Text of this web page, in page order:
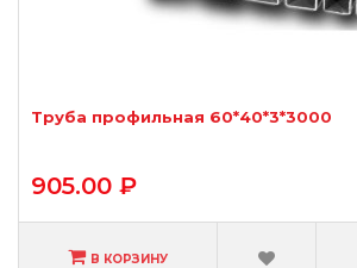
Труба профильная 60*40*3*3000
905.00 ₽
В КОРЗИНУ